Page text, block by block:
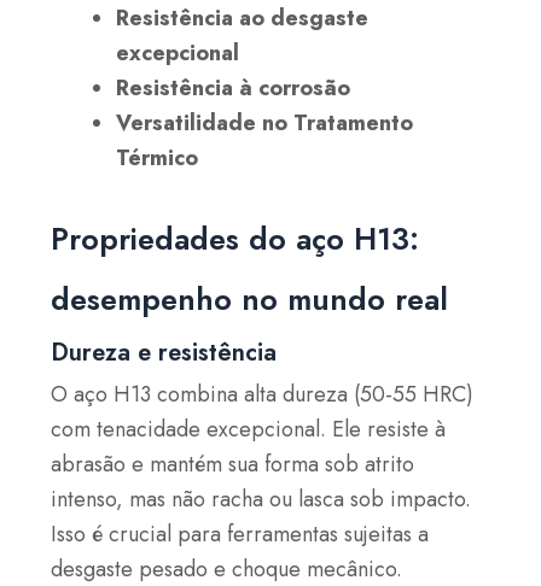
Resistência ao desgaste
excepcional
Resistência à corrosão
Versatilidade no Tratamento
Térmico
Propriedades do aço H13:
desempenho no mundo real
Dureza e resistência
O aço H13 combina alta dureza (50-55 HRC)
com tenacidade excepcional. Ele resiste à
abrasão e mantém sua forma sob atrito
intenso, mas não racha ou lasca sob impacto.
Isso é crucial para ferramentas sujeitas a
desgaste pesado e choque mecânico.